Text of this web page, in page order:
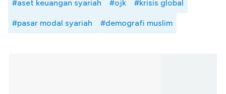
#aset keuangan syariah #ojk #krisis global
#pasar modal syariah #demografi muslim